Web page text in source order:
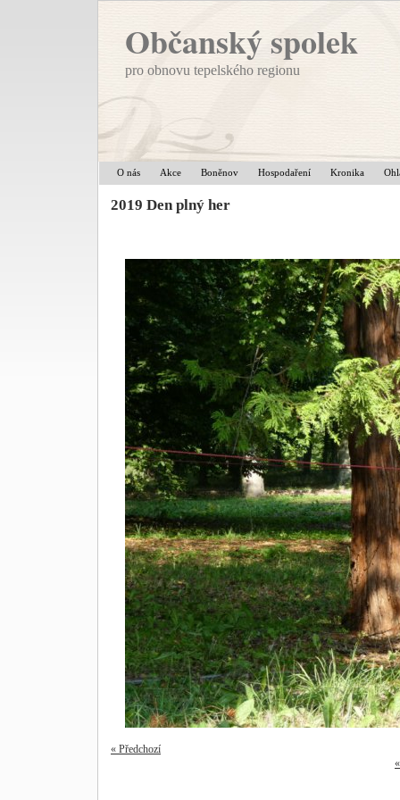
Občanský spolek
pro obnovu tepelského regionu
O nás Akce Boněnov Hospodaření Kronika
2019 Den plný her
« Předchozí